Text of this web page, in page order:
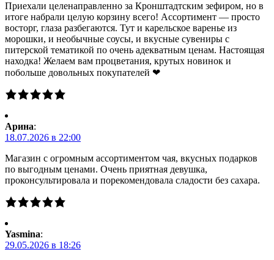
Приехали целенаправленно за Кронштадтским зефиром, но в
итоге набрали целую корзину всего! Ассортимент — просто
восторг, глаза разбегаются. Тут и карельское варенье из
морошки, и необычные соусы, и вкусные сувениры с
питерской тематикой по очень адекватным ценам. Настоящая
находка! Желаем вам процветания, крутых новинок и
побольше довольных покупателей ❤
Арина:
18.07.2026 в 22:00
Магазин с огромным ассортиментом чая, вкусных подарков
по выгодным ценами. Очень приятная девушка,
проконсультировала и порекомендовала сладости без сахара.
Yasmina:
29.05.2026 в 18:26